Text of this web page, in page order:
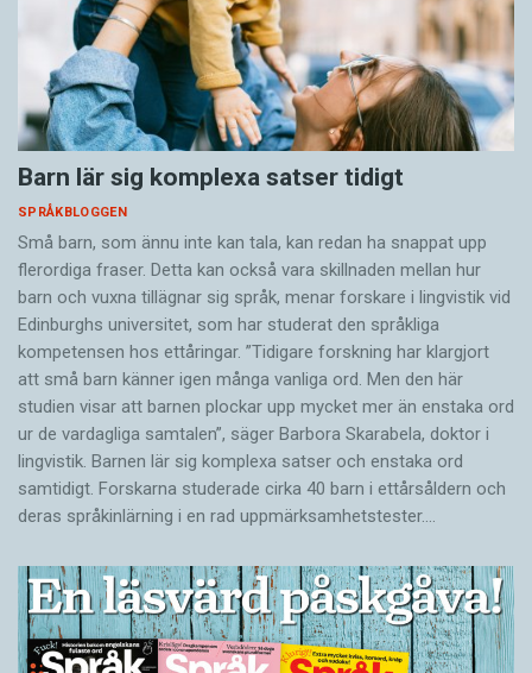
Barn lär sig komplexa satser tidigt
SPRÅKBLOGGEN
Små barn, som ännu inte kan tala, kan redan ha snappat upp
flerordiga fraser. Detta kan också vara skillnaden mellan hur
barn och vuxna tillägnar sig språk, menar forskare i lingvistik vid
Edinburghs universitet, som har studerat den språkliga
kompetensen hos ettåringar. ”Tidigare forskning har klargjort
att små barn känner igen många vanliga ord. Men den här
studien visar att barnen plockar upp mycket mer än enstaka ord
ur de vardagliga samtalen”, säger Barbora Skarabela, doktor i
lingvistik. Barnen lär sig komplexa satser och enstaka ord
samtidigt. Forskarna studerade cirka 40 barn i ettårsåldern och
deras språkinlärning i en rad uppmärksamhetstester.…